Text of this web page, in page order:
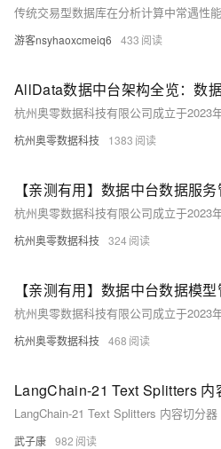
游客nsyhaoxcmeiq6 433
杭州奥零数据科技 1383
【亲测有用】数据中台数据服
杭州奥零数据科技 324
【亲测有用】数据中台数据模
杭州奥零数据科技 468
武子康 982